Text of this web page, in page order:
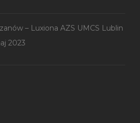
– Luxiona AZS UMCS Lublin
2023